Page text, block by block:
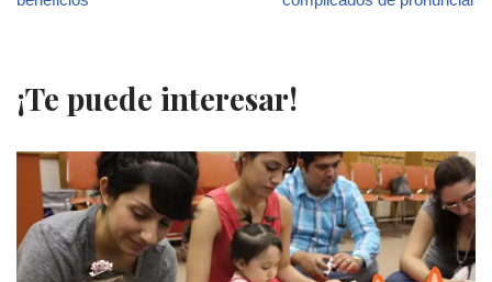
¡Te puede interesar!